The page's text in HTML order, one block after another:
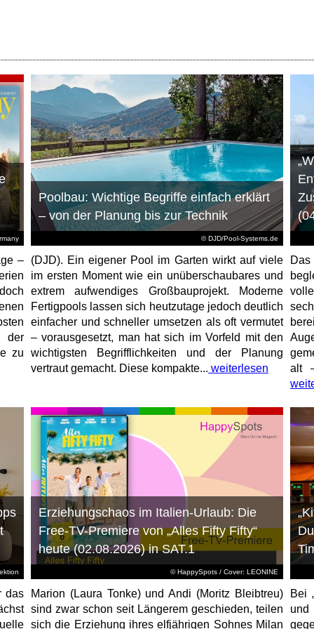
–
der
zu
© DJD/Pool-Systems.de
Poolbau: Wichtige Begriffe einfach erklärt
– von der Planung bis zur Technik
(DJD). Ein eigener Pool im Garten wirkt auf viele
im ersten Moment wie ein unüberschaubares und
extrem aufwendiges Großbauprojekt. Moderne
Fertigpools lassen sich heutzutage jedoch deutlich
einfacher und schneller umsetzen als oft vermutet
– vorausgesetzt, man hat sich im Vorfeld mit den
wichtigsten Begrifflichkeiten und der Planung
vertraut gemacht. Diese kompakte... weiterlesen
alt
das
© HappySpots / Cover: LEONINE
Erziehungschaos im Italien-Urlaub: Die
Free-TV-Premiere von „Alles Fifty Fifty“
heute (02.08.2026) in SAT.1
Marion (Laura Tonke) und Andi (Moritz Bleibtreu)
sind zwar schon seit Längerem geschieden, teilen
sich die Erziehung ihres elfjährigen Sohnes Milan
Bei